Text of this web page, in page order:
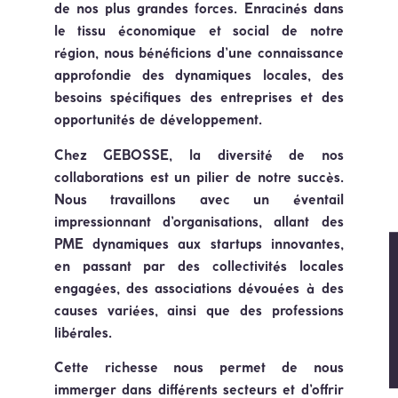
de nos plus grandes forces. Enracinés dans
le tissu économique et social de notre
région, nous bénéficions d’une connaissance
approfondie des dynamiques locales, des
besoins spécifiques des entreprises et des
opportunités de développement.
Chez GEBOSSE, la diversité de nos
collaborations est un pilier de notre succès.
Nous travaillons avec un éventail
impressionnant d’organisations, allant des
PMEdynamiques aux startupsinnovantes,
en passant par des collectivités locales
engagées, des associations dévouées à des
causes variées, ainsi que des professions
libérales.
Cette richesse nous permet de nous
immerger dans différents secteurs et d’offrir